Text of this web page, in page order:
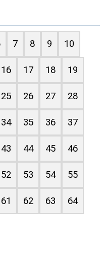
7 8 9 10
16 17 18 19
25 26 27 28
34 35 36 37
43 44 45 46
52 53 54 55
61 62 63 64